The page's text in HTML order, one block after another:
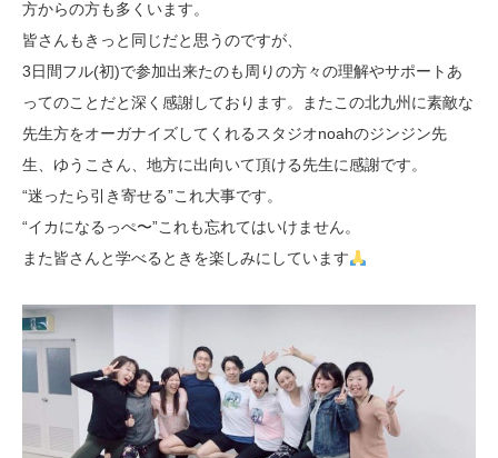
方からの方も多くいます。
皆さんもきっと同じだと思うのですが、
3日間フル(初)で参加出来たのも周りの方々の理解やサポートあ
ってのことだと深く感謝しております。またこの北九州に素敵な
先生方をオーガナイズしてくれるスタジオnoahのジンジン先
生、ゆうこさん、地方に出向いて頂ける先生に感謝です。
“迷ったら引き寄せる”これ大事です。
“イカになるっぺ〜”これも忘れてはいけません。
また皆さんと学べるときを楽しみにしています